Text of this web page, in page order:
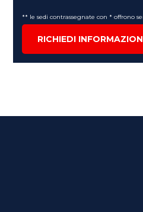
** le sedi contrassegnate con * offrono
RICHIEDI